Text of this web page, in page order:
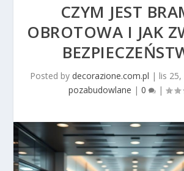
CZYM JEST
OBROTOWA I JAK
Posted by decorazione.com.pl | lis 25,
pozabudowlane | 0 |